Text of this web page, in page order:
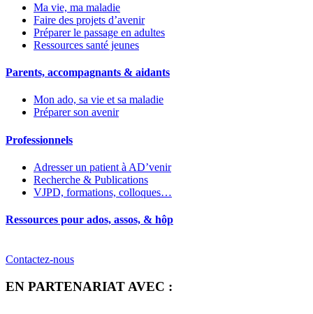
Ma vie, ma maladie
Faire des projets d’avenir
Préparer le passage en adultes
Ressources santé jeunes
Parents, accompagnants & aidants
Mon ado, sa vie et sa maladie
Préparer son avenir
Professionnels
Adresser un patient à AD’venir
Recherche & Publications
VJPD, formations, colloques…
Ressources pour ados, assos, & hôp
Contactez-nous
EN PARTENARIAT AVEC :